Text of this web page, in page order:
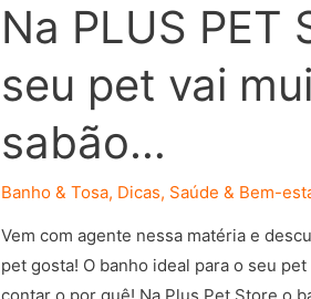
Na PLUS PET
seu pet vai
sabão…
Banho & Tosa, Dicas, Saúde & Bem-
Vem com agente nessa matéria e
pet gosta! O banho ideal para o seu
contar o por quê! Na Plus Pet Store o